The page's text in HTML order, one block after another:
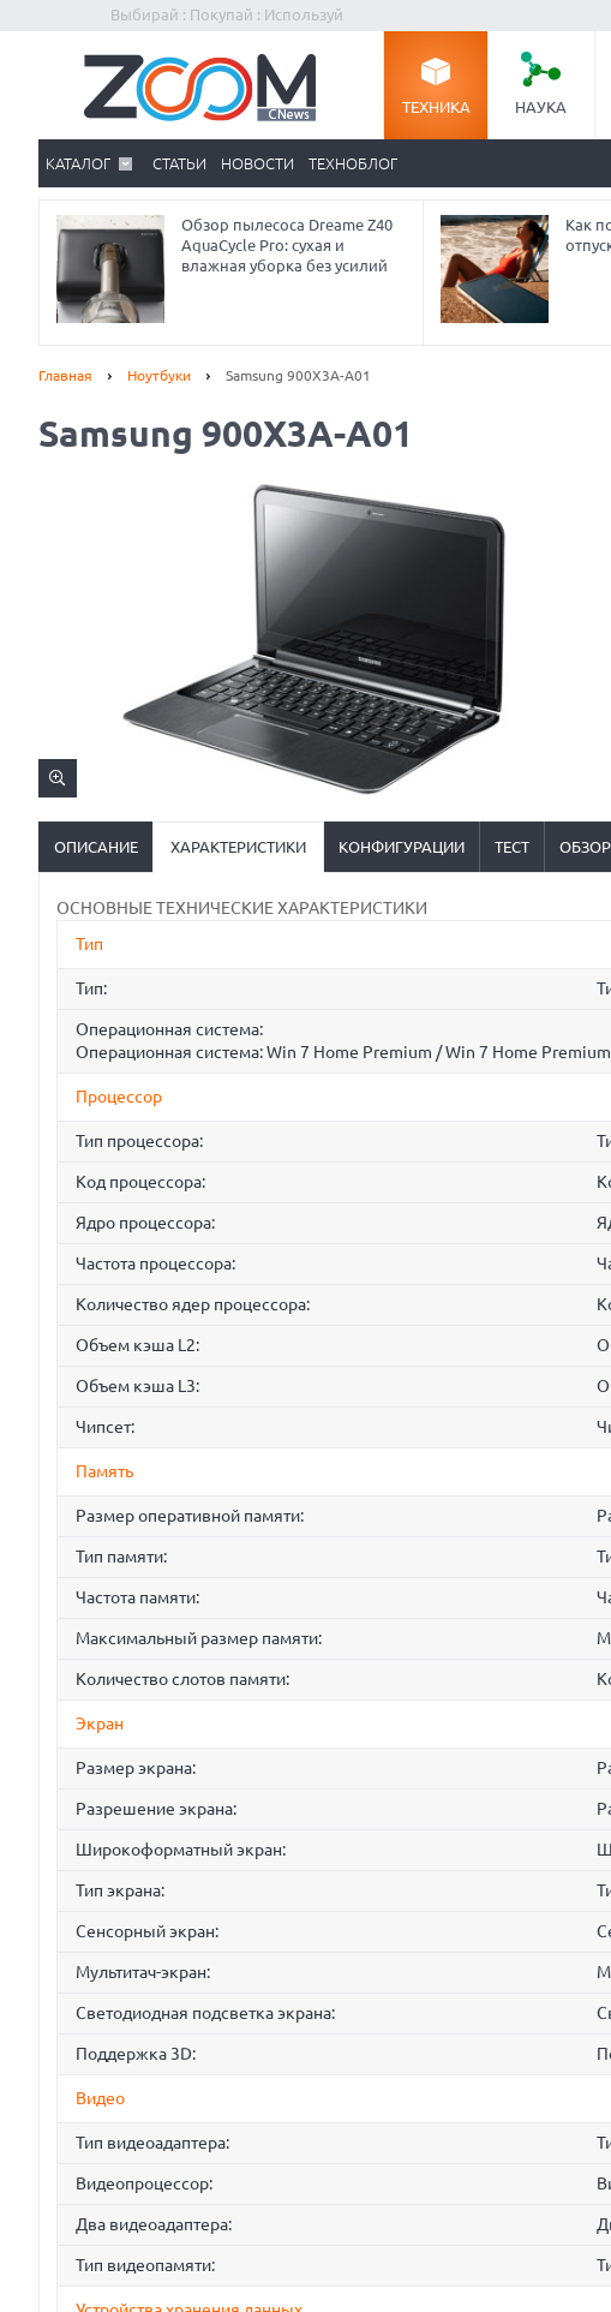
Выбирай : Покупай : Используй
ТЕХНИКА НАУКА
КАТАЛОГ СТАТЬИ НОВОСТИ ТЕХНОБЛОГ
Обзор пылесоса Dreame Z40
AquaCycle Pro: сухая и
влажная уборка без усилий
Как
Главная Ноутбуки Samsung 900X3A-A01
Samsung 900X3A-A01
ОПИСАНИЕ ХАРАКТЕРИСТИКИ КОНФИГУРАЦИИ ТЕСТ ОБЗОР
ОСНОВНЫЕ ТЕХНИЧЕСКИЕ ХАРАКТЕРИСТИКИ
Тип
Тип:
Операционная система:
Операционная система: Win 7 Home Premium / Win 7 Home
Процессор
Тип процессора:
Код процессора:
Ядро процессора:
Частота процессора:
Количество ядер процессора:
Объем кэша L2:
Объем кэша L3:
Чипсет:
Память
Размер оперативной памяти:
Тип памяти:
Частота памяти:
Максимальный размер памяти:
Количество слотов памяти:
Экран
Размер экрана:
Разрешение экрана:
Широкоформатный экран:
Тип экрана:
Сенсорный экран:
Мультитач-экран:
Светодиодная подсветка экрана:
Поддержка 3D:
Видео
Тип видеоадаптера:
Видеопроцессор:
Два видеоадаптера:
Тип видеопамяти: